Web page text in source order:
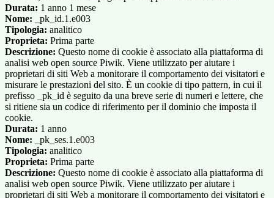
Durata: 1 anno 1 mese
Nome: _pk_id.1.e003
Tipologia: analitico
Proprieta: Prima parte
Descrizione: Questo nome di cookie è associato alla piattaforma di
analisi web open source Piwik. Viene utilizzato per aiutare i
proprietari di siti Web a monitorare il comportamento dei visitatori e
misurare le prestazioni del sito. È un cookie di tipo pattern, in cui il
prefisso _pk_id è seguito da una breve serie di numeri e lettere, che
si ritiene sia un codice di riferimento per il dominio che imposta il
cookie.
Durata: 1 anno
Nome: _pk_ses.1.e003
Tipologia: analitico
Proprieta: Prima parte
Descrizione: Questo nome di cookie è associato alla piattaforma di
analisi web open source Piwik. Viene utilizzato per aiutare i
proprietari di siti Web a monitorare il comportamento dei visitatori e